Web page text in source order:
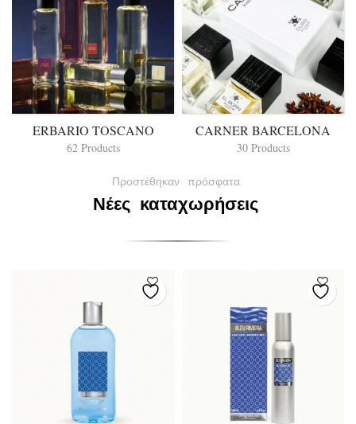
ERBARIO TOSCANO
62 Products
CARNER BARCELONA
30 Products
Προστέθηκαν πρόσφατα
Νέες καταχωρήσεις